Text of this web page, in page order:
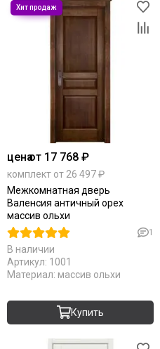
ценаот 17 768 ₽
комплект от 26 497 ₽
Межкомнатная дверь
Валенсия античный орех
массив ольхи
1
В наличии
Артикул: 1001
Материал: массив ольхи
Купить